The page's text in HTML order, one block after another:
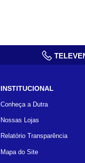
INSTITUCIONAL
Conheça a Dutra
Nossas Lojas
Relatório Transparência
Mapa do Site